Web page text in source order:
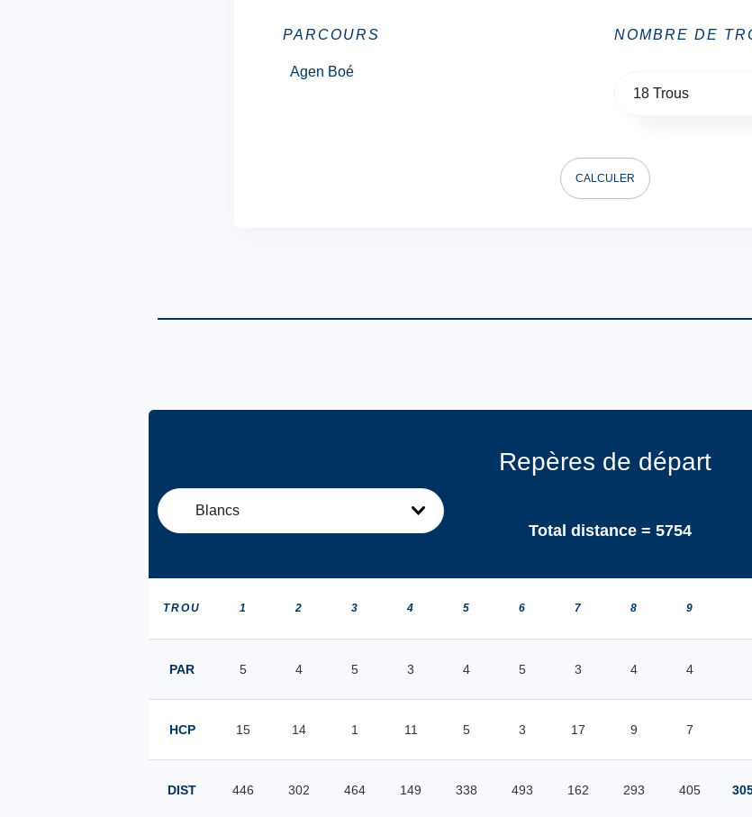
PARCOURS
Agen Boé
NOMBRE DE
18 Trous
CALCULER
Repères de départ
Blancs
Total distance = 5754
TROU 1 2 3 4 5 6 7 8 9
PAR 5 4 5 3 4 5 3 4 4
HCP 15 14 1 11 5 3 17 9 7
DIST 446 302 464 149 338 493 162 293 405